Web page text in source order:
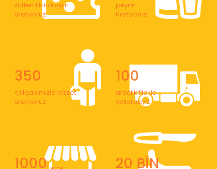
sütten 1 kilo kaşar
üretiyoruz
peynir
üretiyoruz
350
çalışanımızla lezzet
üretiyoruz
100
araçlık filo ile
yollardayız
1000 20 BİN